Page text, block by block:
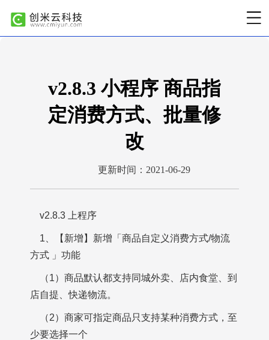
v2.8.3 小程序 商品指
定消费方式、批量修
改
更新时间：2021-06-29
v2.8.3 上程序
1、【新增】新增「商品自定义消费方式/物流
方式 」功能
（1）商品默认都支持同城外卖、店内食堂、到
店自提、快递物流。
（2）商家可指定商品只支持某种消费方式，至
少要选择一个